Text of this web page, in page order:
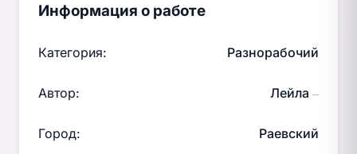
Информация о работе
Категория: Разнорабочий
Автор: Лейла —
Город: Раевский